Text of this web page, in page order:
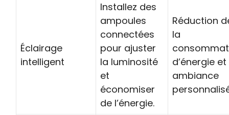
Éclairage
intelligent
Installez des
ampoules
connectées
pour ajuster
la luminosité
et
économiser
de l’énergie.
Réduction
la
d’énergie et
ambiance